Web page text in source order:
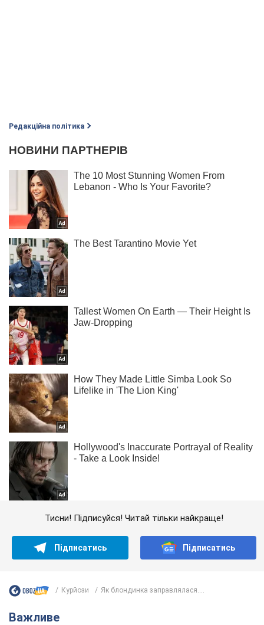
Редакційна політика
Тисни! Підписуйся! Читай тільки найкраще!
Підписатись Підписатись
Курйози Як блондинка заправлялася....
Важливе